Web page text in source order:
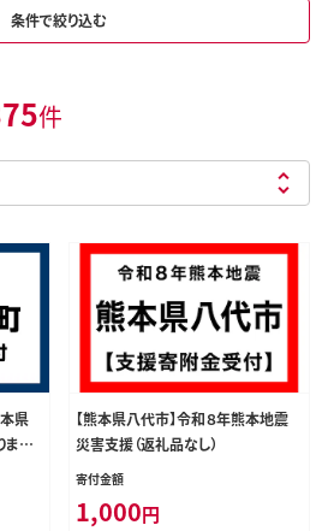
条件で絞り込む
件
県
ませ
【熊本県八代市】令和８年熊本地震
災害支援（返礼品なし）
寄付金額
1,000円